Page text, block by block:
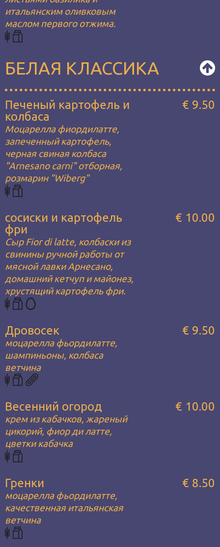
итальянским оливковым
маслом первого отжима.
БЕЛАЯ КЛАССИКА
Печеный картофель и
колбаса
Моцарелла фиордилатте,
запеченный картофель,
черная свиная колбаса
"Arnesano carni" отборная,
розмарин "Wiberg"
€ 9.50
сосиски и картофель
фри
Сыр Fior di latte, колбаски из
свинины ручной работы от
мясной лавки Арнесано,
домашний кетчуп и майонез,
хрустящий картофель фри.
€ 10.00
Дровосек
моцарелла фьордилатте,
шампиньоны, колбаса
ветчина
€ 9.50
Весенний огород
крем из кабачков, жареный
цикорий, фиор ди латте,
цветки кабачка
€ 10.00
Гренки
моцарелла фьордилатте,
качественная итальянская
ветчина
€ 8.50